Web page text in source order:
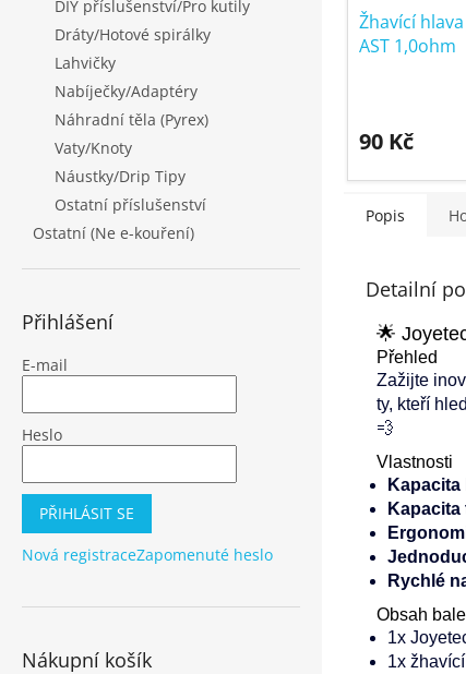
DIY příslušenství/Pro kutily
Dráty/Hotové spirálky
Lahvičky
Nabíječky/Adaptéry
Náhradní těla (Pyrex)
Vaty/Knoty
Náustky/Drip Tipy
Ostatní příslušenství
Ostatní (Ne e-kouření)
Přihlášení
E-mail
Heslo
PŘIHLÁSIT SE
Nová registraceZapomenuté heslo
Nákupní košík
Žhavící
AST 1,0ohm
90 Kč
Popis
Detailní
🌟
Přehled
Zažijte
ty, kteří
💨
Vlastnosti
Kapacita
Kapacita
Rychlé
Obsah
1x
1x